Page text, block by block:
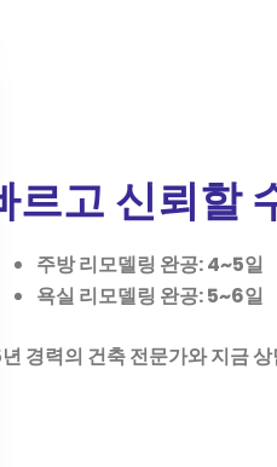
르고 신뢰할
주방리모델링 완공: 4~5일
욕실 리모델링 완공: 5~6일
년 경력의 건축전문가와지금상